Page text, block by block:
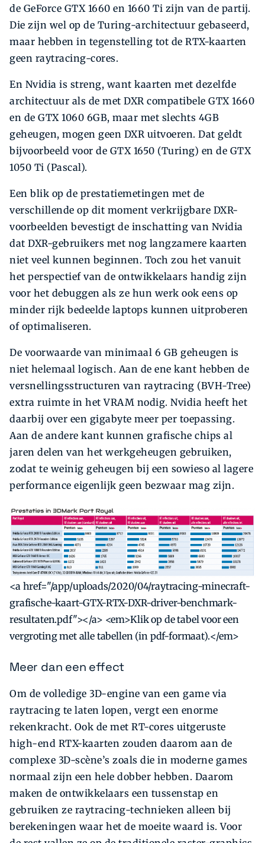
de GeForce GTX 1660 en 1660 Ti zijn van de partij.
Die zijn wel op de Turing-­architectuur gebaseerd,
maar hebben in tegenstelling tot de RTX-kaarten
geen raytracing-cores.
En Nvidia is streng, want kaarten met dezelfde
architectuur als de met DXR compatibele GTX 1660
en de GTX 1060 6GB, maar met slechts 4GB
geheugen, mogen geen DXR uitvoeren. Dat geldt
bijvoorbeeld voor de GTX 1650 (Turing) en de GTX
1050 Ti (Pascal).
Een blik op de prestatiemetingen met de
verschillende op dit moment verkrijgbare DXR-
voorbeelden bevestigt de inschatting van Nvidia
dat DXR-gebruikers met nog langzamere kaarten
niet veel kunnen beginnen. Toch zou het vanuit
het perspectief van de ontwikkelaars handig zijn
voor het debuggen als ze hun werk ook eens op
minder rijk bedeelde laptops kunnen uitproberen
of optimaliseren.
De voorwaarde van minimaal 6 GB geheugen is
niet hele­maal logisch. Aan de ene kant hebben de
versnellingsstructuren van raytracing (BVH-Tree)
extra ruimte in het VRAM nodig. Nvidia heeft het
daarbij over een gigabyte meer per toepassing.
Aan de andere kant kunnen grafische chips al
jaren delen van het werkgeheugen gebruiken,
zodat te weinig geheugen bij een sowieso al ­lagere
performance eigenlijk geen bezwaar mag zijn.
<a href="/app/uploads/2020/04/raytracing-minecraft-
grafische-kaart-GTX-RTX-DXR-driver-benchmark-
resultaten.pdf"></a> <em>Klik op de tabel voor een
vergroting met alle tabellen (in pdf-formaat).</em>
Meer dan een effect
Om de volledige 3D-engine van een game via
raytracing te laten lopen, vergt een enorme
rekenkracht. Ook de met RT-cores uitgeruste
high-end RTX-kaarten zouden daarom aan de
complexe 3D-scène’s zoals die in moderne games
normaal zijn een hele dobber hebben. Daarom
maken de ontwikkelaars een tussenstap en
gebruiken ze raytracing-technieken alleen bij
berekeningen waar het de moeite waard is. Voor